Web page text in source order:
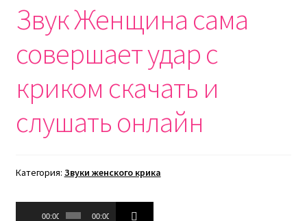
Звук Женщина сама
совершает удар с
криком скачать и
слушать онлайн
Категория: Звуки женского крика
Аудиоплеер
00:00 00:00